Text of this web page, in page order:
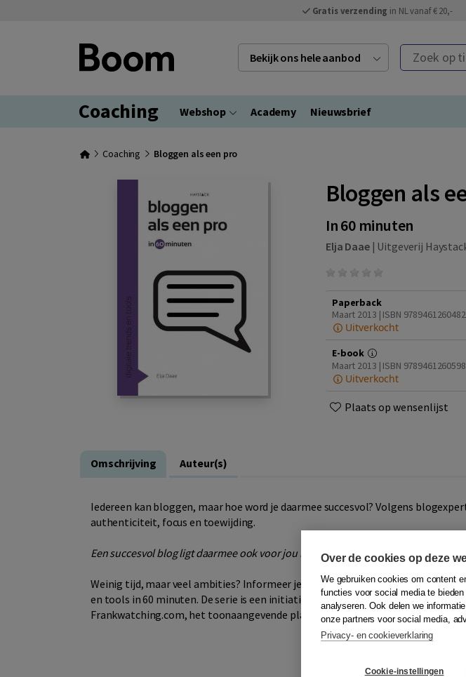
Gratis verzending in NL vanaf € 20,-
Bekijk ons hele aanbod Zoek op
Coaching Webshop Academy Nieuwsbrief
Coaching Bloggen als een pro
Bloggen als
In 60 minuten
Elja Daae| Uitgeverij
Paperback
Maart 2013 | ISBN
Uitverkocht
E-book
Maart 2013 | ISBN
Uitverkocht
Plaats op wensenlijst
Omschrijving Auteur(s)
Iedereen kan bloggen, maar hoe word je daarmee succesvol? Volgens
authenticiteit, focus en toewijding.
Een succesvol blog ligt daarmee ook voor jou binnen handbereik. Blog als een
Weinig tijd, maar veel ambities? Informeer jezelf snel en grondig met de
en tools in 60 minuten. De serie is een initiatief van Uitgeverij Haystack in
Frankwatching.com, het toonaangevende platform over online trends, tips &
Over de cookies op deze
We gebruiken cookies om content
functies voor social media te
analyseren. Ook delen we
onze partners voor social media,
Privacy- en cookieverklaring
Cookie-instellingen